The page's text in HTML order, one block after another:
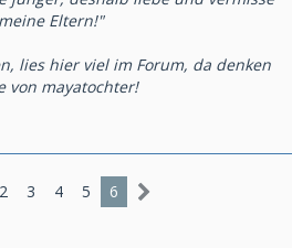
Eltern!"
lies hier viel im Forum, da denken
von mayatochter!
2 3 4 5 6